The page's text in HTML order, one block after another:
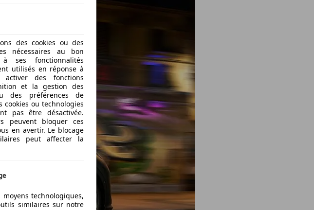
des cookies ou des
nécessaires au bon
ses fonctionnalités
utilisés en réponse à
des fonctions
et la gestion des
des préférences de
ou technologies
pas être désactivée.
peuvent bloquer ces
en avertir. Le blocage
peut affecter la
technologiques,
similaires sur notre